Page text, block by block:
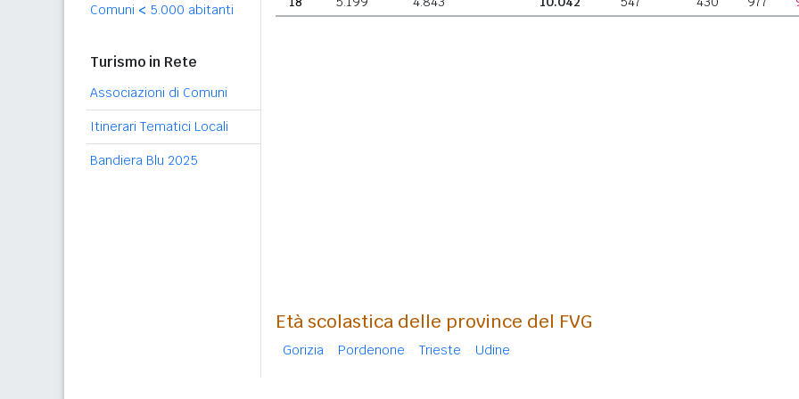
Comuni < 5.000 abitanti
Turismo in Rete
Associazioni di Comuni
Itinerari Tematici Locali
Bandiera Blu 2025
Età scolastica delle province del FVG
Gorizia Pordenone Trieste Udine